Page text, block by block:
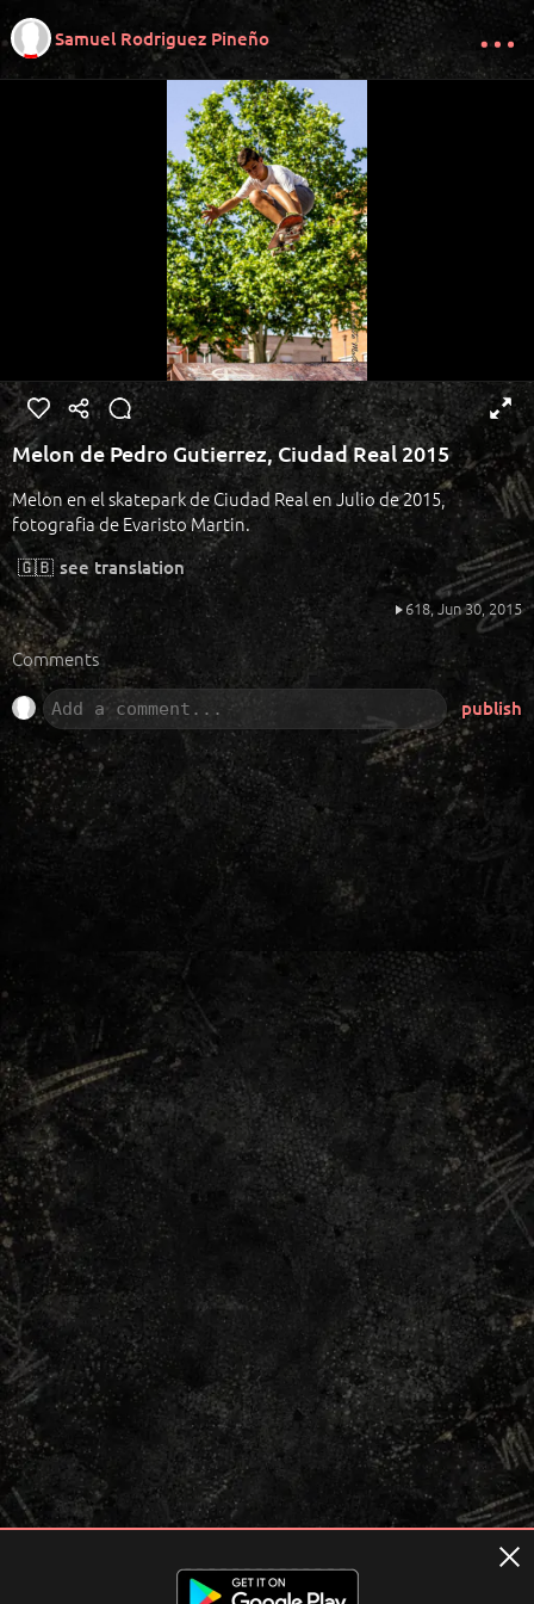
Samuel Rodriguez Pineño
Melon de Pedro Gutierrez, Ciudad Real 2015
Melon en el skatepark de Ciudad Real en Julio de 2015,
fotografia de Evaristo Martin.
🇬🇧 see translation
618,Jun 30, 2015
Comments
publish
Terms of usage Privacy Policy